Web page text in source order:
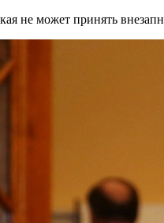
не может принять